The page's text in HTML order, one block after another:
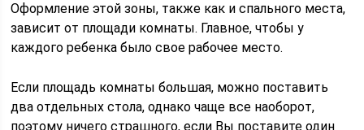
Оформление этой зоны, также как и спального места,
зависит от площади комнаты. Главное, чтобы у
каждого ребенка было свое рабочее место.
Если площадь комнаты большая, можно поставить
два отдельных стола, однако чаще все наоборот,
поэтому ничего страшного, если Вы поставите один